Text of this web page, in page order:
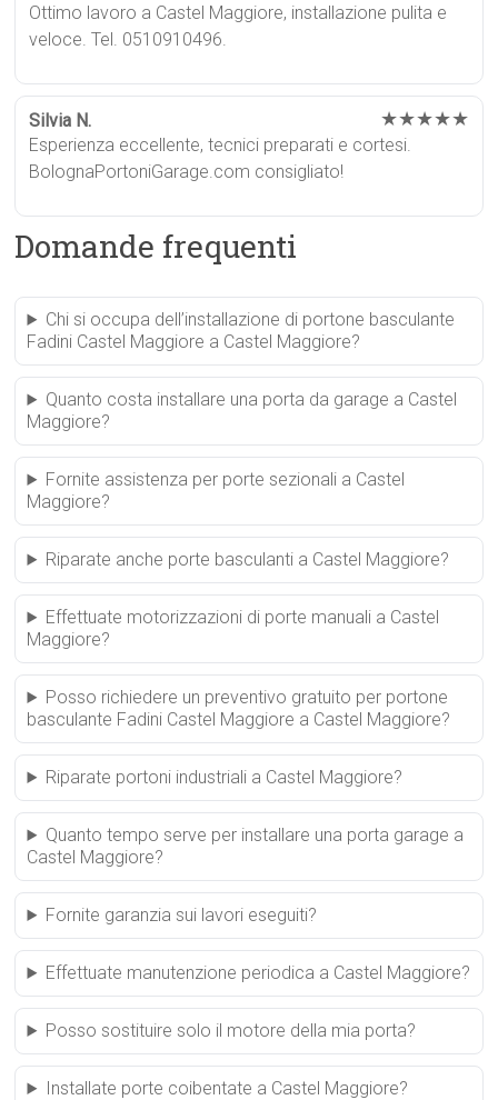
Ottimo lavoro a Castel Maggiore, installazione pulita e
veloce. Tel. 0510910496.
Silvia N. ★★★★★
Esperienza eccellente, tecnici preparati e cortesi.
BolognaPortoniGarage.com consigliato!
Domande frequenti
Chi si occupa dell’installazione di portone basculante
Fadini Castel Maggiore a Castel Maggiore?
Quanto costa installare una porta da garage a Castel
Maggiore?
Fornite assistenza per porte sezionali a Castel
Maggiore?
Riparate anche porte basculanti a Castel Maggiore?
Effettuate motorizzazioni di porte manuali a Castel
Maggiore?
Posso richiedere un preventivo gratuito per portone
basculante Fadini Castel Maggiore a Castel Maggiore?
Riparate portoni industriali a Castel Maggiore?
Quanto tempo serve per installare una porta garage a
Castel Maggiore?
Fornite garanzia sui lavori eseguiti?
Effettuate manutenzione periodica a Castel Maggiore?
Posso sostituire solo il motore della mia porta?
Installate porte coibentate a Castel Maggiore?